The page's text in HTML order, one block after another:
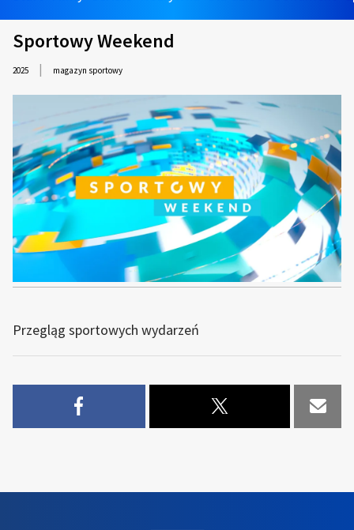
Sportowy Weekend
2025 | magazyn sportowy
Przegląg sportowych wydarzeń